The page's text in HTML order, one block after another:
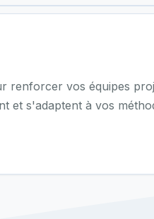
renforcer vos équipes
et s'adaptent à vos